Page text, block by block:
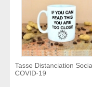
Tasse Distanciation
COVID-19